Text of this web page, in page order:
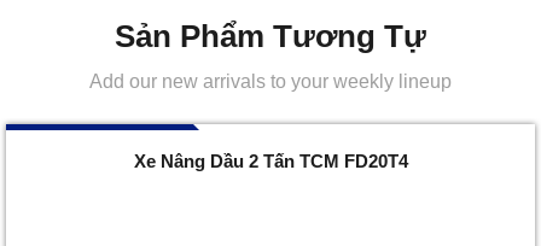
Sản Phẩm Tương Tự
Add our new arrivals to your weekly lineup
Xe Nâng Dầu 2 Tấn TCM FD20T4